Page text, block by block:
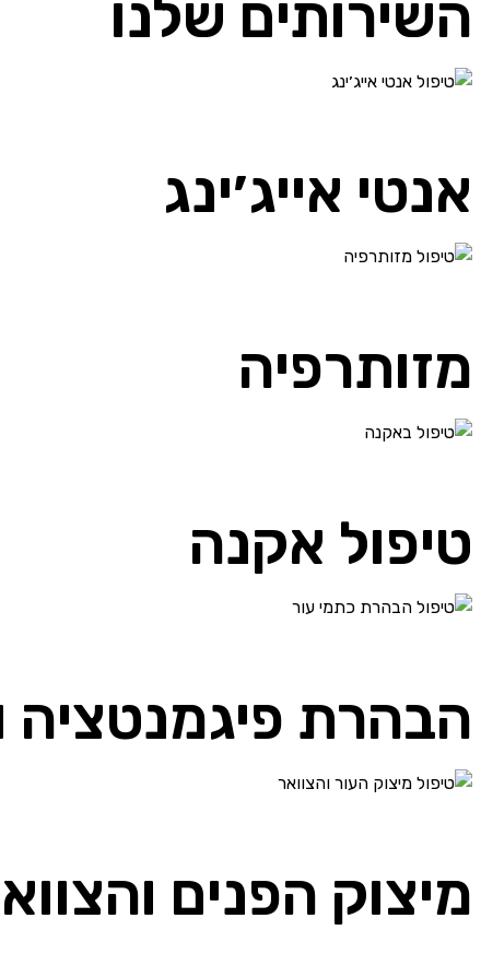
השירותים שלנו
אנטי אייג׳ינג
מזותרפיה
טיפול אקנה
הבהרת פיגמנטציה
מיצוק הפנים